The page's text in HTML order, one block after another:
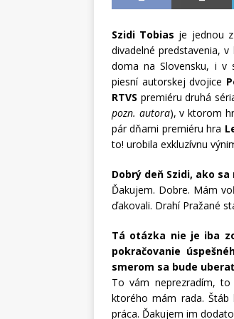
Szidi Tobias je jednou
divadelné predstavenia,
doma na Slovensku, i v
piesní autorskej dvojice
RTVS premiéru druhá
pozn. autora), v ktorom
pár dňami premiéru hra
to! urobila exkluzívnu
Dobrý deň Szidi, ako sa
Ďakujem. Dobre. Mám
ďakovali. Drahí Pražané
Tá otázka nie je iba
pokračovanie
smerom sa bude
To vám neprezradím,
ktorého mám rada.
práca. Ďakujem im